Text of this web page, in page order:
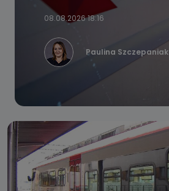
08.08.2026 18:16
Paulina Szczepaniak